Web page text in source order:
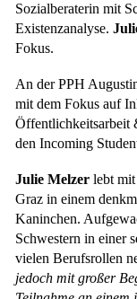
Sozialberaterin mit
Existenzanalyse.
Fokus.
An der PPH
mit dem Fokus auf
Öffentlichkeitsarbeit
den Incoming
Julie Melzer lebt
Graz in einem
Kaninchen.
Schwestern in einer
vielen Berufsrollen
jedoch mit großer